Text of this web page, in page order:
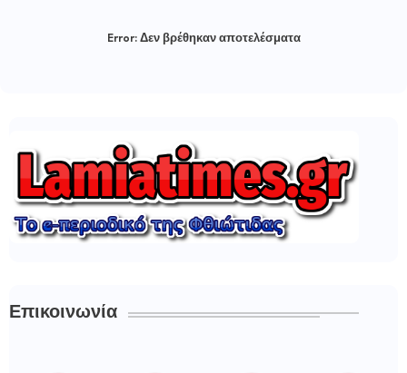
Error:Δεν βρέθηκαν αποτελέσματα
Επικοινωνία